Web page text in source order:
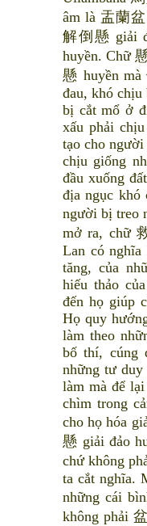
âm là 盂蘭
解倒懸 giải
huyền. Chữ
懸 huyền mà
đau, khó
bị cắt mổ ở
xấu phải
tạo cho
chịu giống
đầu xuống
địa ngục khó
người bị treo
mở ra, chữ
Lan có
tăng, của
hiếu thảo
đến họ giúp
Họ quy
làm theo
bố thí, cúng
những tư
làm mà để
chìm trong
cho họ hóa
懸 giải đảo
chứ không
ta cắt nghĩa.
những cái
không phải